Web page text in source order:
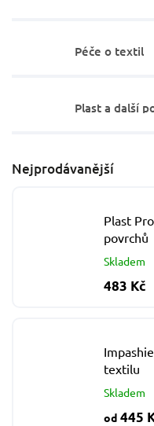
Péče o textil
Plast a další
Nejprodávanější
Plast
povrchů
Skladem
483 Kč
textilu
Skladem
od 445